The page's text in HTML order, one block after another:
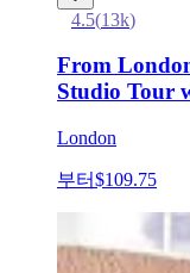
4.5(13k)
From
Studio Tour
London
부터$109.75